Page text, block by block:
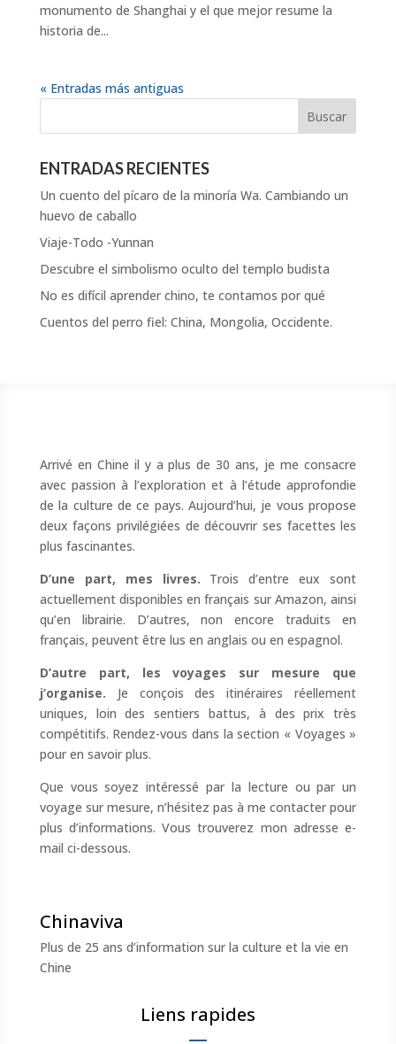
monumento de Shanghai y el que mejor resume la
historia de...
« Entradas más antiguas
ENTRADAS RECIENTES
Un cuento del pícaro de la minoría Wa. Cambiando un
huevo de caballo
Viaje-Todo -Yunnan
Descubre el simbolismo oculto del templo budista
No es difícil aprender chino, te contamos por qué
Cuentos del perro fiel: China, Mongolia, Occidente.
Arrivé en Chine il y a plus de 30 ans, je me consacre
avec passion à l’exploration et à l’étude approfondie
de la culture de ce pays. Aujourd’hui, je vous propose
deux façons privilégiées de découvrir ses facettes les
plus fascinantes.
D’une part, mes livres. Trois d’entre eux sont
actuellement disponibles en français sur Amazon, ainsi
qu’en librairie. D’autres, non encore traduits en
français, peuvent être lus en anglais ou en espagnol.
D’autre part, les voyages sur mesure que
j’organise. Je conçois des itinéraires réellement
uniques, loin des sentiers battus, à des prix très
compétitifs. Rendez-vous dans la section « Voyages »
pour en savoir plus.
Que vous soyez intéressé par la lecture ou par un
voyage sur mesure, n’hésitez pas à me contacter pour
plus d’informations. Vous trouverez mon adresse e-
mail ci-dessous.
Chinaviva
Plus de 25 ans d’information sur la culture et la vie en
Chine
Liens rapides